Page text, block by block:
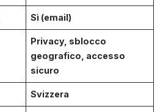
Sì (email)
Privacy, sblocco
geografico, accesso
sicuro
Svizzera